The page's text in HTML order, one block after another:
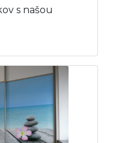
s našou